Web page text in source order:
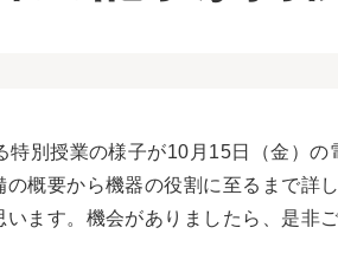
別授業の様子が10月15日（金）の
概要から機器の役割に至るまで詳
ます。機会がありましたら、是非ご